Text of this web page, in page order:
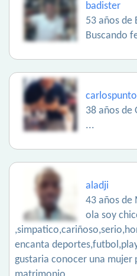
badister
53 años de
Buscando
38 años de
...
aladji
43 años de
ola soy
encanta
gustaria conocer una mujer